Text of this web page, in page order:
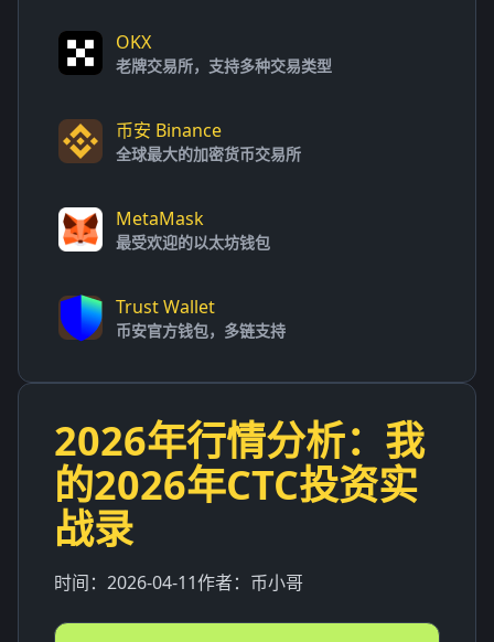
2026年行情分析：我
的2026年CTC投资实
战录
时间： 2026-04-11作者： 币小哥
OKX
老牌交易所，支持多种交易类型
币安 Binance
全球最大的加密货币交易所
MetaMask
最受欢迎的以太坊钱包
Trust Wallet
币安官方钱包，多链支持